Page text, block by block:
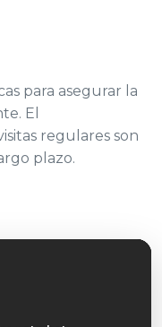
para asegurar la
El
regulares son
plazo.